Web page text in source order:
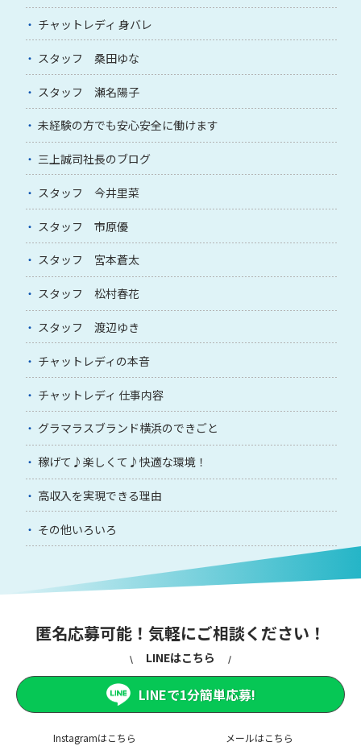
チャットレディ 身バレ
スタッフ 桑田ゆな
スタッフ 瀬名陽子
未経験の方でも安心安全に働けます
三上誠司社長のブログ
スタッフ 今井里菜
スタッフ 市原優
スタッフ 宮本蒼太
スタッフ 松村春花
スタッフ 渡辺ゆき
チャットレディの本音
チャットレディ 仕事内容
グラマラスブランド横浜のできごと
稼げて♪楽しくて♪快適な環境！
高収入を実現できる理由
その他いろいろ
匿名応募可能！気軽にご相談ください！
Instagramはこちら メールはこちら
LINEはこちら
LINEで1分簡単応募!